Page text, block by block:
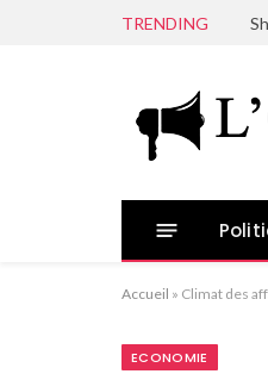
TRENDING
Accueil » Climat des
ECONOMIE